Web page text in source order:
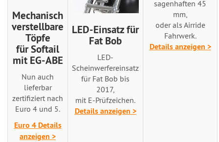
Mechanisch
verstellbare
Töpfe
für Softail
mit EG-ABE
Nun auch
lieferbar
zertifiziert nach
Euro 4 und 5.
Euro 4 Details
anzeigen >
LED-Einsatz für
Fat Bob
LED-
Scheinwerfereinsatz
für Fat Bob bis
2017,
mit E-Prüfzeichen.
Details anzeigen >
sagenhaften 45
mm,
oder als Airride
Fahrwerk.
Details anzeigen >